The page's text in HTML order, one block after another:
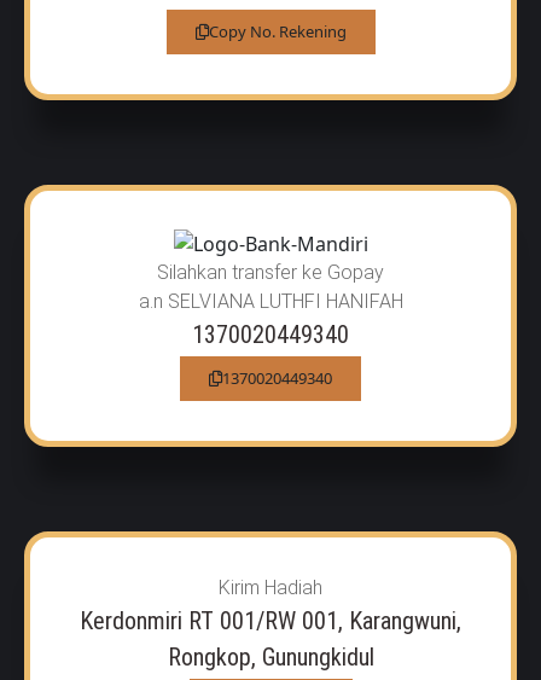
Copy No. Rekening
Silahkan transfer ke Gopay
a.n SELVIANA LUTHFI HANIFAH
1370020449340
1370020449340
Kirim Hadiah
Kerdonmiri RT 001/RW 001, Karangwuni,
Rongkop, Gunungkidul